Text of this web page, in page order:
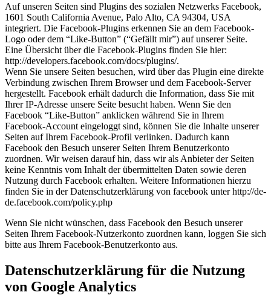
Auf unseren Seiten sind Plugins des sozialen Netzwerks Facebook,
1601 South California Avenue, Palo Alto, CA 94304, USA
integriert. Die Facebook-Plugins erkennen Sie an dem Facebook-
Logo oder dem “Like-Button” (“Gefällt mir”) auf unserer Seite.
Eine Übersicht über die Facebook-Plugins finden Sie hier:
http://developers.facebook.com/docs/plugins/.
Wenn Sie unsere Seiten besuchen, wird über das Plugin eine direkte
Verbindung zwischen Ihrem Browser und dem Facebook-Server
hergestellt. Facebook erhält dadurch die Information, dass Sie mit
Ihrer IP-Adresse unsere Seite besucht haben. Wenn Sie den
Facebook “Like-Button” anklicken während Sie in Ihrem
Facebook-Account eingeloggt sind, können Sie die Inhalte unserer
Seiten auf Ihrem Facebook-Profil verlinken. Dadurch kann
Facebook den Besuch unserer Seiten Ihrem Benutzerkonto
zuordnen. Wir weisen darauf hin, dass wir als Anbieter der Seiten
keine Kenntnis vom Inhalt der übermittelten Daten sowie deren
Nutzung durch Facebook erhalten. Weitere Informationen hierzu
finden Sie in der Datenschutzerklärung von facebook unter http://de-
de.facebook.com/policy.php
Wenn Sie nicht wünschen, dass Facebook den Besuch unserer
Seiten Ihrem Facebook-Nutzerkonto zuordnen kann, loggen Sie sich
bitte aus Ihrem Facebook-Benutzerkonto aus.
Datenschutzerklärung für die Nutzung
von Google Analytics